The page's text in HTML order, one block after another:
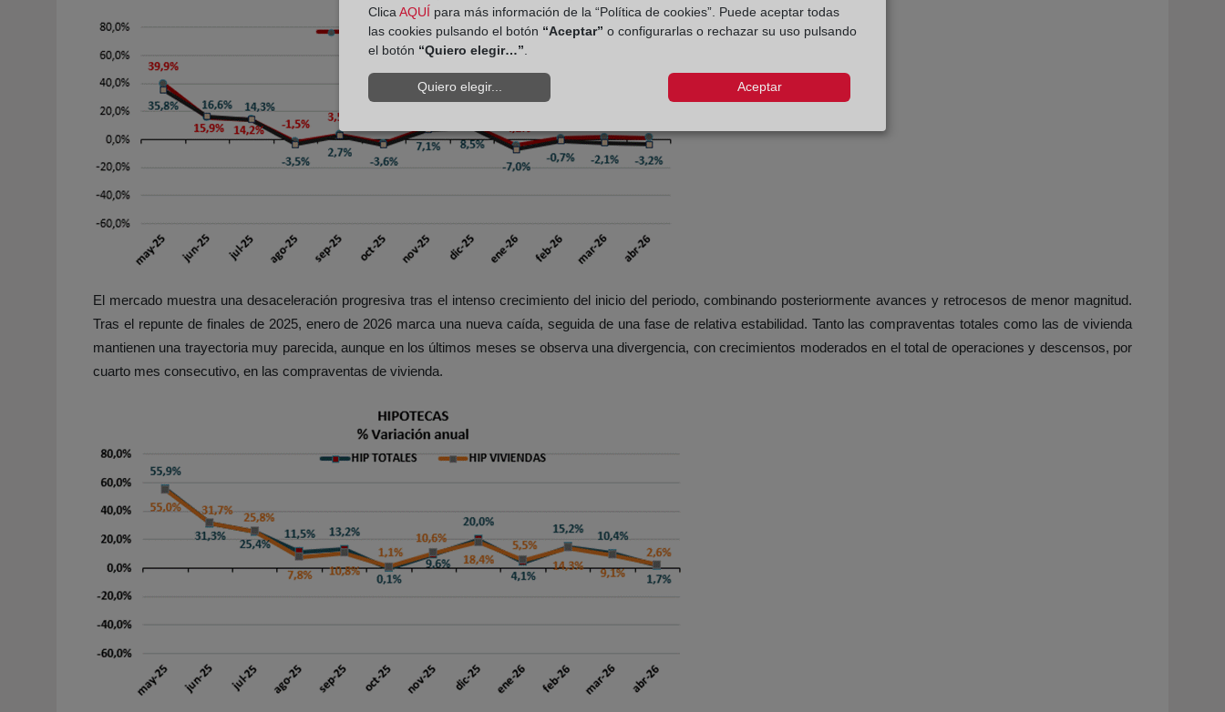
El mercado muestra una desaceleración progresiva tras el intenso crecimiento del inicio del periodo, combinando posteriormente avances y retrocesos de menor magnitud.
Tras el repunte de finales de 2025, enero de 2026 marca una nueva caída, seguida de una fase de relativa estabilidad. Tanto las compraventas totales como las de vivienda
mantienen una trayectoria muy parecida, aunque en los últimos meses se observa una divergencia, con crecimientos moderados en el total de operaciones y descensos, por
cuarto mes consecutivo, en las compraventas de vivienda.
Clica AQUÍ para más información de la “Política de cookies”. Puede aceptar todas
las cookies pulsando el botón “Aceptar” o configurarlas o rechazar su uso pulsando
el botón “Quiero elegir…”
Quiero elegir... Aceptar